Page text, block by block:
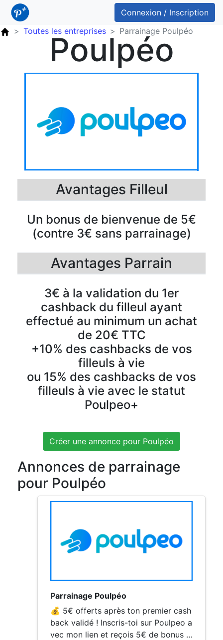
Connexion / Inscription
Toutes les entreprises
Parrainage Poulpéo
Poulpéo
Avantages Filleul
Un bonus de bienvenue de 5€
(contre 3€ sans parrainage)
Avantages Parrain
3€ à la validation du 1er
cashback du filleul ayant
effectué au minimum un achat
de 20€ TTC
+10% des cashbacks de vos
filleuls à vie
ou 15% des cashbacks de vos
filleuls à vie avec le statut
Poulpeo+
Créer une annonce pour Poulpéo
Annonces de parrainage
pour Poulpéo
Parrainage Poulpéo
💰 5€ offerts après ton premier cash
back validé ! Inscris-toi sur Poulpeo a
vec mon lien et reçois 5€ de bonus u